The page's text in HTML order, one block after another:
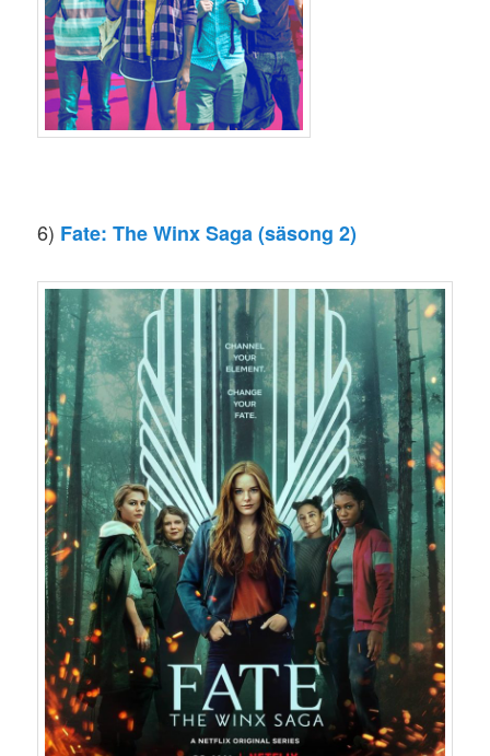
6) Fate: The Winx Saga (säsong 2)